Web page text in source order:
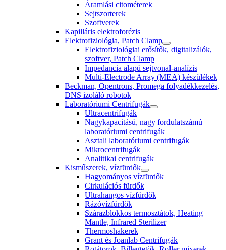
Áramlási citométerek
Sejtszorterek
Szoftverek
Kapilláris elektroforézis
Elektrofiziológia, Patch Clamp
Elektrofiziológiai erősítők, digitalizálók,
szoftver, Patch Clamp
Impedancia alapú sejtvonal-analízis
Multi-Electrode Array (MEA) készülékek
Beckman, Opentrons, Promega folyadékkezelés,
DNS izoláló robotok
Laboratóriumi Centrifugák
Ultracentrifugák
Nagykapacitású, nagy fordulatszámú
laboratóriumi centrifugák
Asztali laboratóriumi centrifugák
Mikrocentrifugák
Analitikai centrifugák
Kisműszerek, vízfürdők
Hagyományos vízfürdők
Cirkulációs fürdők
Ultrahangos vízfürdők
Rázóvízfürdők
Szárazblokkos termosztátok, Heating
Mantle, Infrared Sterilizer
Thermoshakerek
Grant és Joanlab Centrifugák